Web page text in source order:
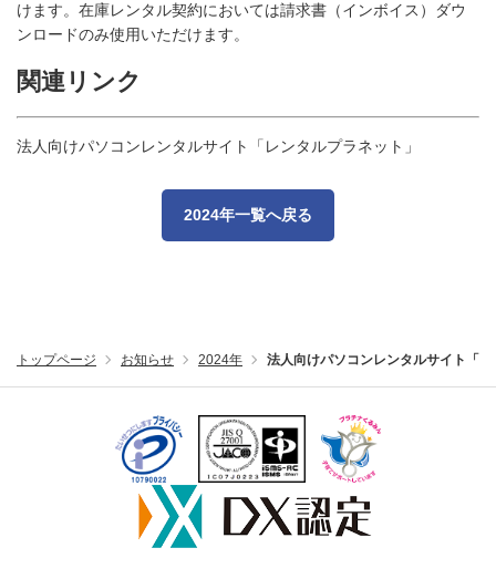
けます。在庫レンタル契約においては請求書（インボイス）ダウ
ンロードのみ使用いただけます。
関連リンク
法人向けパソコンレンタルサイト「レンタルプラネット」
2024年一覧へ戻る
トップページ お知らせ 2024年 法人向けパソコンレンタルサイト「